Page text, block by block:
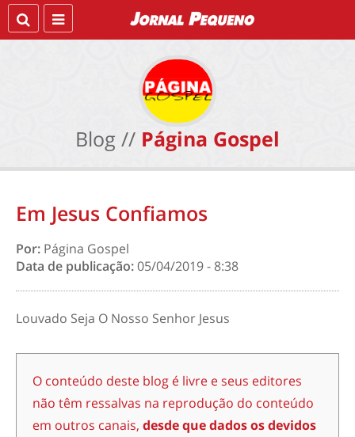
Blog // Página Gospel
Em Jesus Confiamos
Por: Página Gospel
Data de publicação:05/04/2019 - 8:38
Louvado Seja O Nosso Senhor Jesus
O conteúdo deste blog é livre e seus editores
não têm ressalvas na reprodução do conteúdo
em outros canais, desde que dados os devidos